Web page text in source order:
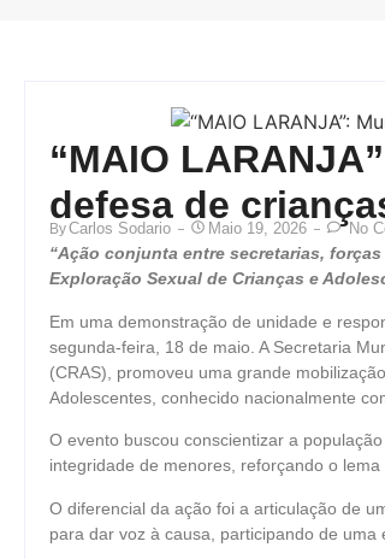
“MAIO
defesa de
ByCarlos Sodario Maio 19, 2026 No
“Ação conjunta entre secretarias,
Exploração Sexual de Crianças e
Em uma demonstração de unidade e
segunda-feira, 18 de maio. A Secretaria
(CRAS), promoveu uma grande
Adolescentes, conhecido nacionalmente
O evento buscou conscientizar a
integridade de menores, reforçando o
O diferencial da ação foi a articulação de
para dar voz à causa, participando de